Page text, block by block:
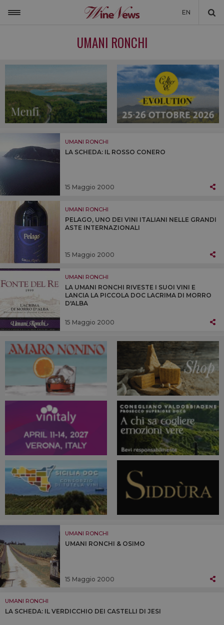
EN
NON SOLO VINO
NEWSLETTER
LA CANTINA DI WINENEWS
WINENEWS TV
UMANI RONCHI
UMANI RONCHI
LA SCHEDA: IL ROSSO CONERO
15 Maggio 2000
UMANI RONCHI
PELAGO, UNO DEI VINI ITALIANI NELLE GRANDI
ASTE INTERNAZIONALI
15 Maggio 2000
UMANI RONCHI
LA UMANI RONCHI RIVESTE I SUOI VINI E
LANCIA LA PICCOLA DOC LACRIMA DI MORRO
D'ALBA
15 Maggio 2000
UMANI RONCHI
UMANI RONCHI & OSIMO
15 Maggio 2000
UMANI RONCHI
LA SCHEDA: IL VERDICCHIO DEI CASTELLI DI JESI